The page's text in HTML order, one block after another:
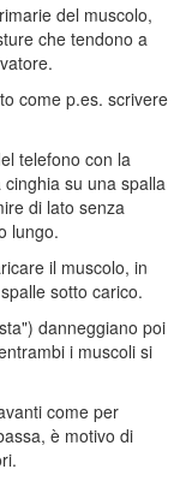
del muscolo,
che tendono a
come p.es. scrivere
telefono con la
su una spalla
di lato senza
lungo.
il muscolo, in
sotto carico.
danneggiano poi
i muscoli si
come per
è motivo di